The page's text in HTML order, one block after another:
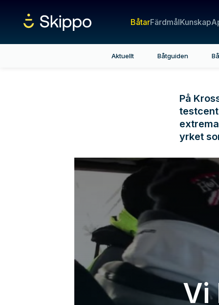
BåtarFärdmålKunskap
Aktuellt Båtguiden
På
yrket
Vi